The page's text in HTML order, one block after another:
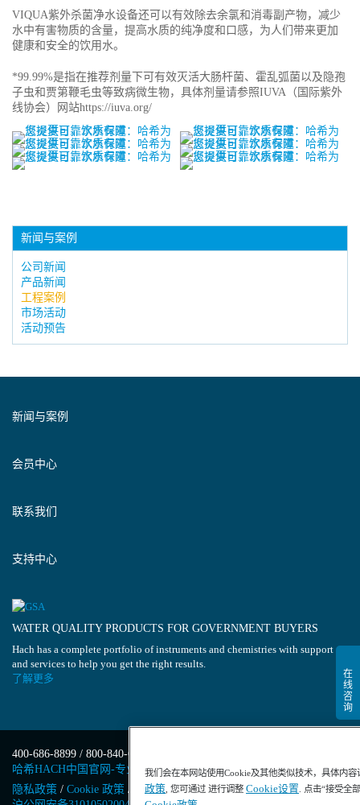
VIQUA紫外杀菌净水设备还可以有效除去余氯和消毒副产物，减少
水中有害物质的含量，提高水质的纯净度和口感，为人们带来更加
健康和安全的饮用水。
*99.99%是指在推荐剂量下可有效灭活大肠杆菌、霍乱弧菌以及隐孢
子虫和贾第鞭毛虫等致病微生物，具体剂量请参照IUVA（国际紫外
线协会）网站https://iuva.org/
新闻与案例
公司新闻
产品新闻
工程案例
市场活动
活动预告
新闻与案例
会员中心
联系我们
支持中心
WATER QUALITY PRODUCTS FOR GOVERNMENT BUYERS
Hach has a complete portfolio of instruments and chemistries with support
and services to help you get the right results.
了解更多
400-686-8899 / 800-840-6026
哈希HACH中国官网-专业水质分析仪器
隐私政策 / Cookie 政策 / Cookie 设置/沪ICP备13034148号-4/
我们会在本网站使用Cookie及其他类似技术，具体内
政策, 您可通过 进行调整 Cookie设置. 点击“接受全